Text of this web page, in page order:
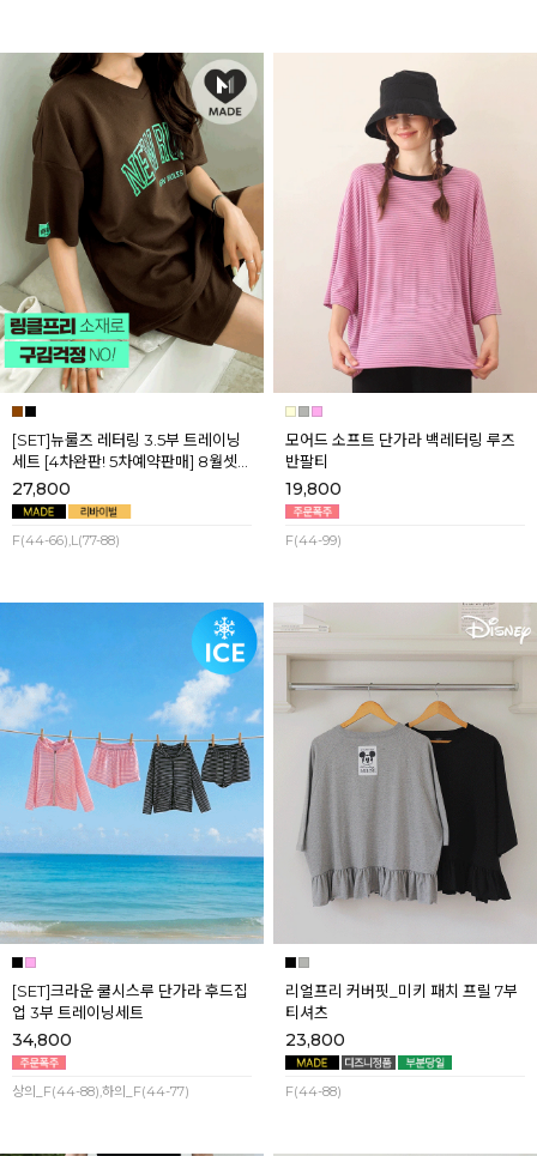
[SET]뉴룰즈 레터링 3.5부 트레이닝
세트 [4차완판! 5차예약판매] 8월셋
째주 순차배송
27,800
F(44-66),L(77-88)
모어드 소프트 단가라 백레터링 루즈
반팔티
19,800
F(44-99)
[SET]크라운 쿨시스루 단가라 후드집
업 3부 트레이닝세트
34,800
상의_F(44-88),하의_F(44-77)
리얼프리 커버핏_미키 패치 프릴 7부
티셔츠
23,800
F(44-88)